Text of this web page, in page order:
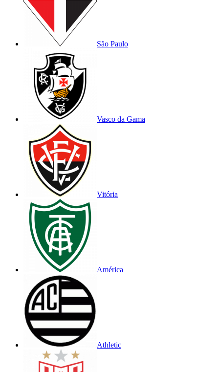
São Paulo
Vasco da Gama
Vitória
América
Athletic